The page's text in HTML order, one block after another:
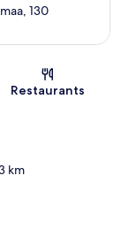
130
Restaurants
km